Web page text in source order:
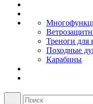
Треноги для
Походные
Карабины